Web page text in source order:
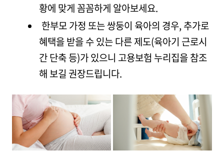
황에 맞게 꼼꼼하게 알아보세요.
한부모 가정 또는 쌍둥이 육아의 경우, 추가로
혜택을 받을 수 있는 다른 제도(육아기 근로시
간 단축 등)가 있으니 고용보험 누리집을 참조
해 보길 권장드립니다.